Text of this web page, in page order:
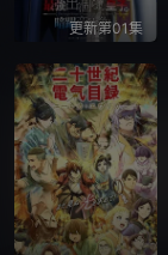
更新第01集